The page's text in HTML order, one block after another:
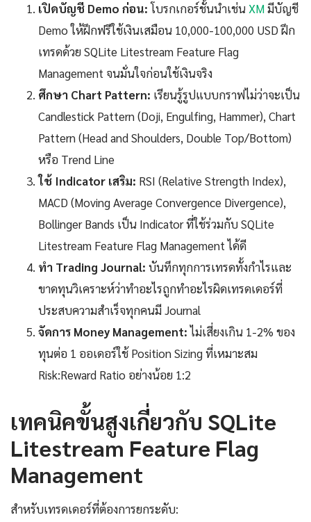
เปิดบัญชี Demo ก่อน:โบรกเกอร์ชั้นนำเช่น XMมีบัญชี
Demo ให้ฝึกฟรีใช้เงินเสมือน 10,000-100,000 USD ฝึก
เทรดด้วย SQLite Litestream Feature Flag
Management จนมั่นใจก่อนใช้เงินจริง
ศึกษา Chart Pattern: เรียนรู้รูปแบบกราฟไม่ว่าจะเป็น
Candlestick Pattern (Doji, Engulfing, Hammer), Chart
Pattern (Head and Shoulders, Double Top/Bottom)
หรือ Trend Line
ใช้ Indicator เสริม: RSI (Relative Strength Index),
MACD (Moving Average Convergence Divergence),
Bollinger Bands เป็น Indicator ที่ใช้ร่วมกับ SQLite
Litestream Feature Flag Management ได้ดี
ทำ Trading Journal: บันทึกทุกการเทรดทั้งกำไรและ
ขาดทุนวิเคราะห์ว่าทำอะไรถูกทำอะไรผิดเทรดเดอร์ที่
ประสบความสำเร็จทุกคนมี Journal
จัดการ Money Management:ไม่เสี่ยงเกิน 1-2% ของ
ทุนต่อ 1 ออเดอร์ใช้ Position Sizing ที่เหมาะสม
Risk:Reward Ratio อย่างน้อย 1:2
เทคนิคขั้นสูงเกี่ยวกับ SQLite
Litestream Feature Flag
Management
สำหรับเทรดเดอร์ที่ต้องการยกระดับ: